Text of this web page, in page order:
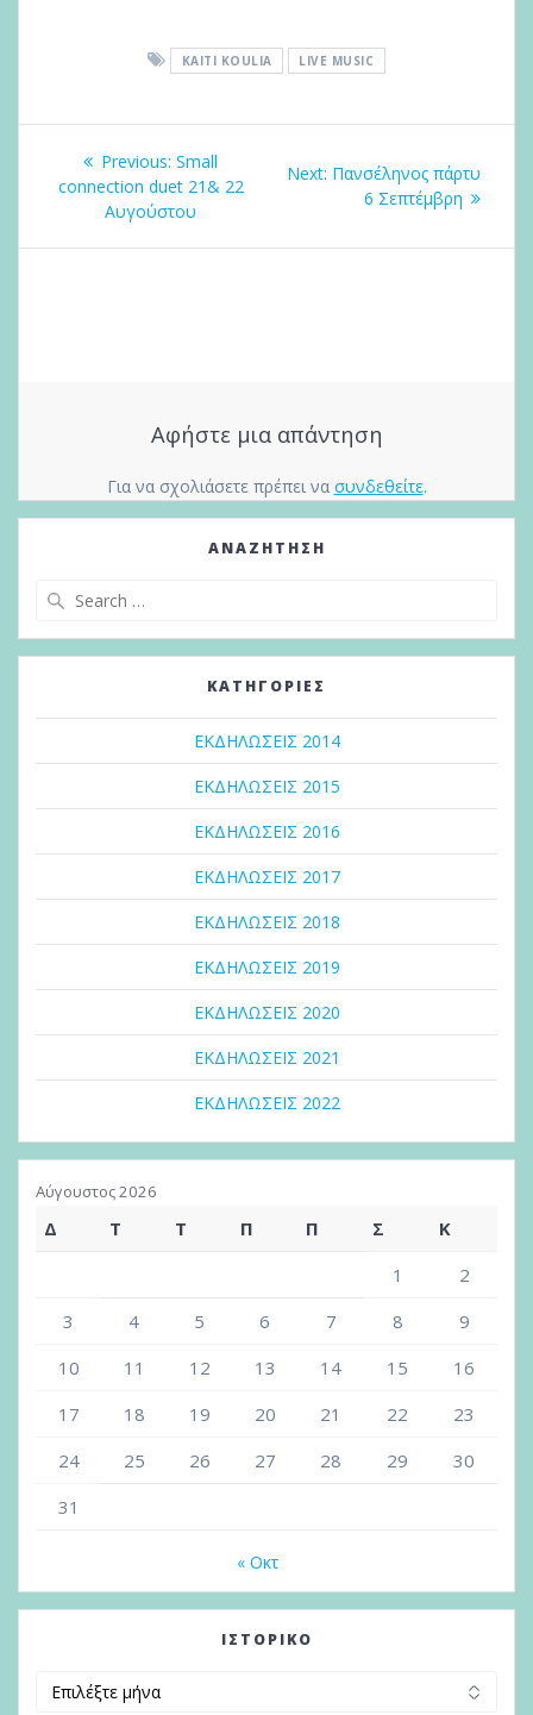
KAITI KOULIA LIVE MUSIC
Πλοήγηση
άρθρων
Previous: Previous
post:
Small
connection duet 21& 22
Αυγούστου
Next: Next
post:
Πανσέληνος πάρτυ
6 Σεπτέμβρη
Αφήστε μια απάντηση
Για να σχολιάσετε πρέπει να συνδεθείτε.
ΑΝΑΖΉΤΗΣΗ
KΑΤΗΓΟΡΊΕΣ
ΕΚΔΗΛΩΣΕΙΣ 2014
ΕΚΔΗΛΩΣΕΙΣ 2015
ΕΚΔΗΛΩΣΕΙΣ 2016
ΕΚΔΗΛΩΣΕΙΣ 2017
ΕΚΔΗΛΩΣΕΙΣ 2018
ΕΚΔΗΛΩΣΕΙΣ 2019
ΕΚΔΗΛΩΣΕΙΣ 2020
ΕΚΔΗΛΩΣΕΙΣ 2021
ΕΚΔΗΛΩΣΕΙΣ 2022
Αύγουστος 2026
Δ Τ Τ Π Π Σ
Κ
1
2
3
4 5 6 7 8
9
10
11 12 13 14 15
16
17
18 19 20 21 22
23
24
25 26 27 28 29
30
31
« Οκτ
ΙΣΤΟΡΙΚΌ